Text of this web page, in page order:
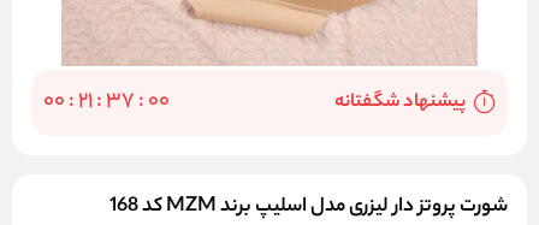
پيشنهاد شگفتانه 00:21:37:00
شورت پروتز دار لیزری مدل اسلیپ برند MZM کد 168